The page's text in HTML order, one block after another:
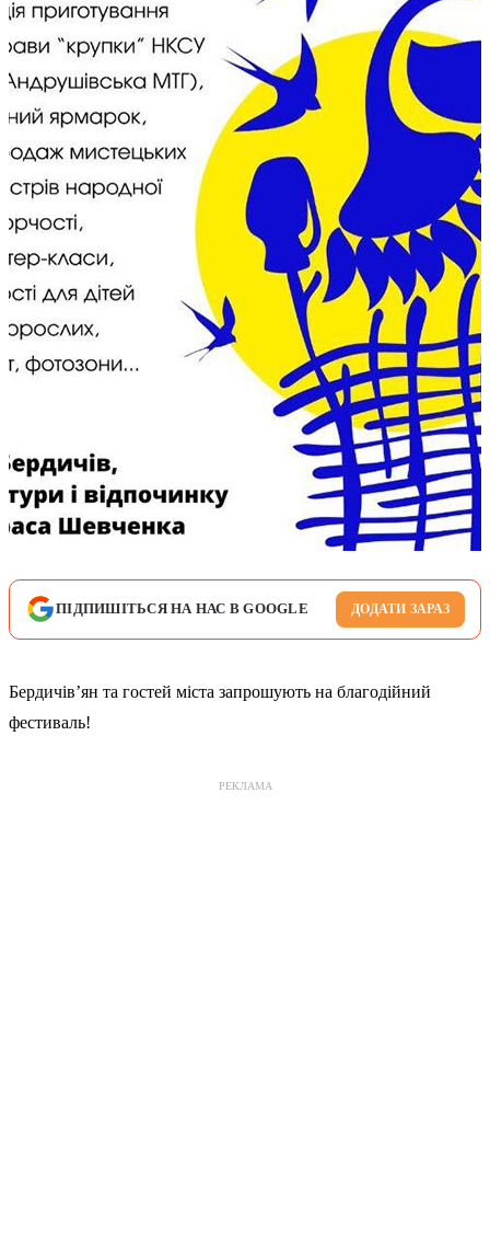
ПІДПИШІТЬСЯ НА НАС В GOOGLE ДОДАТИ ЗАРАЗ
Бердичів’ян та гостей міста запрошують на благодійний
фестиваль!
РЕКЛАМА